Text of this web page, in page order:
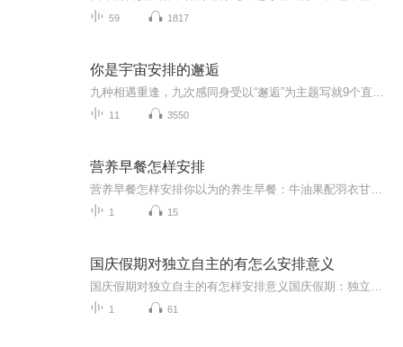
59 1817
你是宇宙安排的邂逅
11 3550
营养早餐怎样安排
1 15
国庆假期对独立自主的有怎么安排意义
1 61